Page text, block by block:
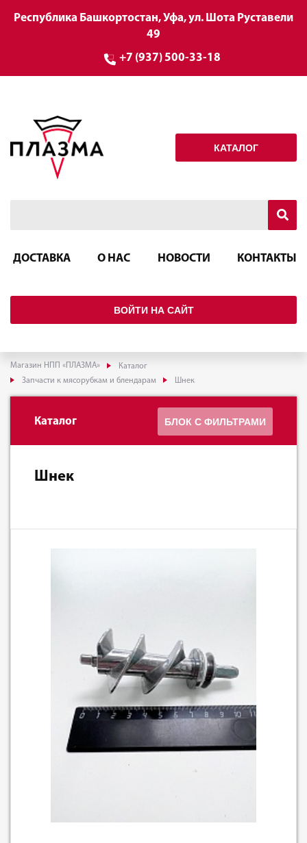
Республика Башкортостан, Уфа, ул. Шота Руставели
49
+7 (937) 500-33-18
КАТАЛОГ
ДОСТАВКА О НАС НОВОСТИ КОНТАКТЫ
ВОЙТИ НА САЙТ
Магазин НПП «ПЛАЗМА»
Каталог
Запчасти к мясорубкам и блендарам
Шнек
Каталог БЛОК С ФИЛЬТРАМИ
Шнек